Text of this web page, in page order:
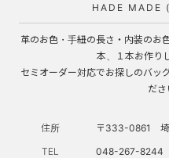
HADE
革のお色・手紐の長さ・内装のお
本、１本お作り
セミオーダー対応でお探しのバッ
ださ
住所
〒333-0861 埼
TEL
048-267-8244